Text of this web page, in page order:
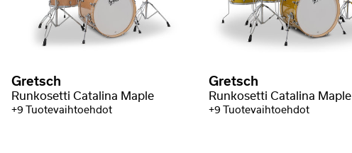
Gretsch
Runkosetti Catalina Maple
+9 Tuotevaihtoehdot
Gretsch
Runkosetti Catalina Maple
+9 Tuotevaihtoehdot